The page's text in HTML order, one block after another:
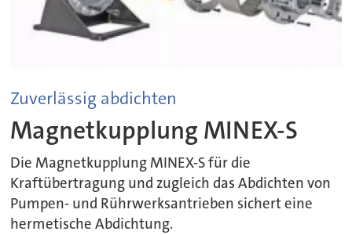
Zuverlässig abdichten
Magnetkupplung MINEX-S
Die Magnetkupplung MINEX-S für die
Kraftübertragung und zugleich das Abdichten von
Pumpen- und Rührwerksantrieben sichert eine
hermetische Abdichtung.